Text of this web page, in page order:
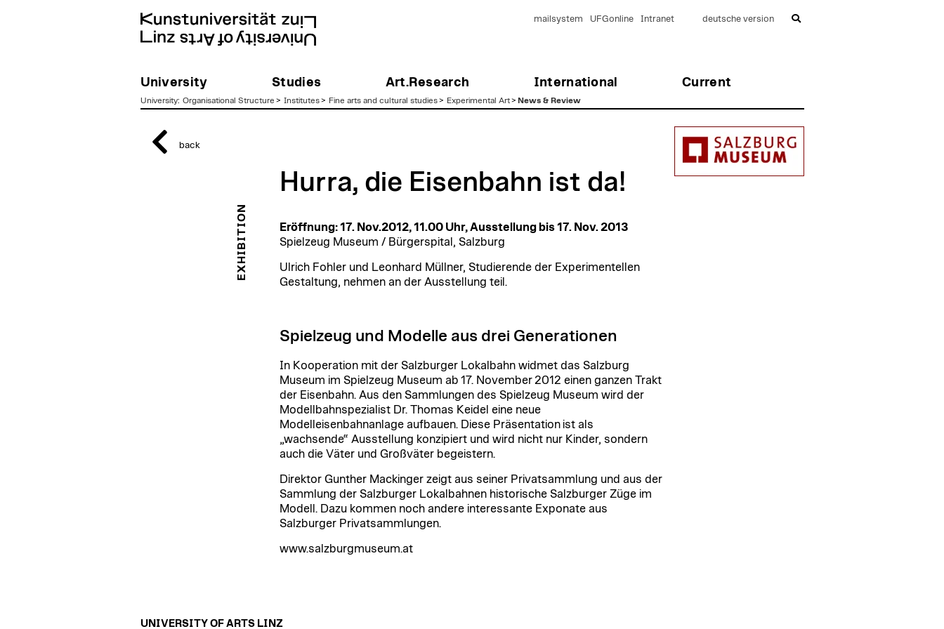
University Studies Art.Research International Current
mailsystem UFGonline Intranet deutsche version
University: Organisational Structure > Institutes> Fine arts and cultural studies> Experimental Art> News & Review
back
EXHIBITION
Hurra, die Eisenbahn ist da!
Eröffnung: 17. Nov.2012, 11.00 Uhr, Ausstellung bis 17. Nov. 2013
Spielzeug Museum / Bürgerspital, Salzburg
Ulrich Fohler und Leonhard Müllner, Studierende der Experimentellen
Gestaltung, nehmen an der Ausstellung teil.
Spielzeug und Modelle aus drei Generationen
In Kooperation mit der Salzburger Lokalbahn widmet das Salzburg
Museum im Spielzeug Museum ab 17. November 2012 einen ganzen Trakt
der Eisenbahn. Aus den Sammlungen des Spielzeug Museum wird der
Modellbahnspezialist Dr. Thomas Keidel eine neue
Modelleisenbahnanlage aufbauen. Diese Präsentation ist als
„wachsende“ Ausstellung konzipiert und wird nicht nur Kinder, sondern
auch die Väter und Großväter begeistern.
Direktor Gunther Mackinger zeigt aus seiner Privatsammlung und aus der
Sammlung der Salzburger Lokalbahnen historische Salzburger Züge im
Modell. Dazu kommen noch andere interessante Exponate aus
Salzburger Privatsammlungen.
www.salzburgmuseum.at
UNIVERSITY OF ARTS LINZ